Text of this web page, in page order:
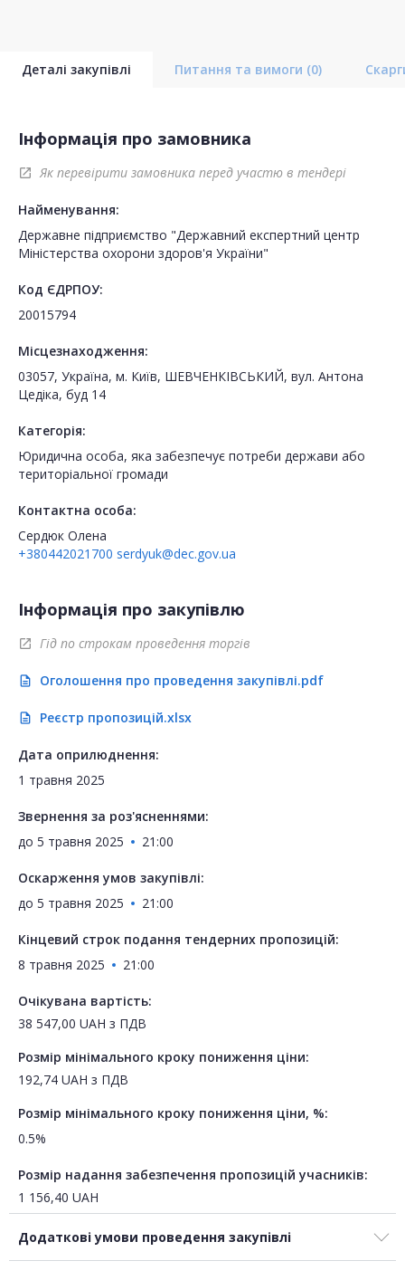
Деталі закупівлі Питання та вимоги (0)
Інформація про замовника
open_in_new Як перевірити замовника перед участю в тендері
Найменування:
Державне підприємство "Державний експертний центр
Міністерства охорони здоров'я України"
Код ЄДРПОУ:
20015794
Місцезнаходження:
03057, Україна, м. Київ, ШЕВЧЕНКІВСЬКИЙ, вул. Антона
Цедіка, буд 14
Категорія:
Юридична особа, яка забезпечує потреби держави або
територіальної громади
Контактна особа:
Сердюк Олена
+380442021700 serdyuk@dec.gov.ua
Інформація про закупівлю
open_in_new Гід по строкам проведення торгів
description Оголошення про проведення закупівлі.pdf
description Реєстр пропозицій.xlsx
Дата оприлюднення:
1 травня 2025
Звернення за роз'ясненнями:
до 5 травня 2025 21:00
Оскарження умов закупівлі:
до 5 травня 2025 21:00
Кінцевий строк подання тендерних пропозицій:
8 травня 2025
21:00
Очікувана вартість:
38 547,00 UAH з ПДВ
Розмір мінімального кроку пониження ціни:
192,74 UAH з ПДВ
Розмір мінімального кроку пониження ціни, %:
0.5%
Розмір надання забезпечення пропозицій учасників:
1 156,40 UAH
Додаткові умови проведення закупівлі